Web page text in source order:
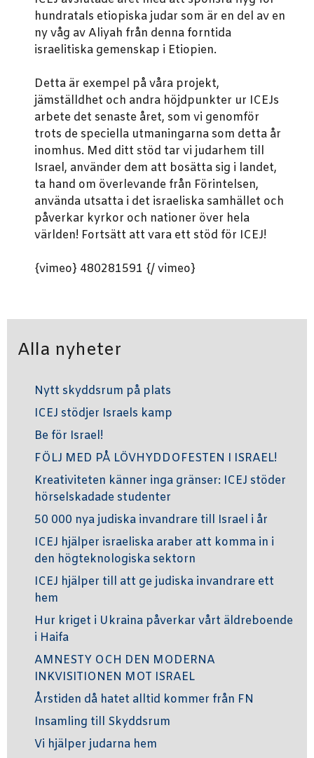
hundratals etiopiska judar som är en del av en
ny våg av Aliyah från denna forntida
israelitiska gemenskap i Etiopien.
Detta är exempel på våra projekt,
jämställdhet och andra höjdpunkter ur ICEJs
arbete det senaste året, som vi genomför
trots de speciella utmaningarna som detta år
inomhus. Med ditt stöd tar vi judarhem till
Israel, använder dem att bosätta sig i landet,
ta hand om överlevande från Förintelsen,
använda utsatta i det israeliska samhället och
påverkar kyrkor och nationer över hela
världen! Fortsätt att vara ett stöd för ICEJ!
{vimeo} 480281591 {/ vimeo}
Alla nyheter
Nytt skyddsrum på plats
ICEJ stödjer Israels kamp
Be för Israel!
FÖLJ MED PÅ LÖVHYDDOFESTEN I ISRAEL!
Kreativiteten känner inga gränser: ICEJ stöder
hörselskadade studenter
50 000 nya judiska invandrare till Israel i år
ICEJ hjälper israeliska araber att komma in i
den högteknologiska sektorn
ICEJ hjälper till att ge judiska invandrare ett
hem
Hur kriget i Ukraina påverkar vårt äldreboende
i Haifa
AMNESTY OCH DEN MODERNA
INKVISITIONEN MOT ISRAEL
Årstiden då hatet alltid kommer från FN
Insamling till Skyddsrum
Vi hjälper judarna hem